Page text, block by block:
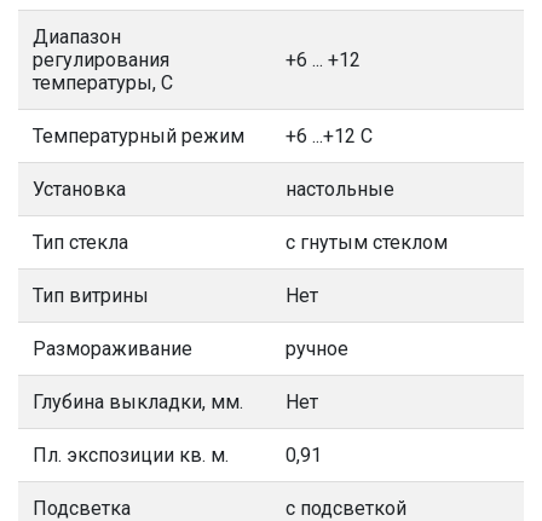
Диапазон
регулирования
температуры, С
+6 ... +12
Температурный режим +6 ...+12 С
Установка настольные
Тип стекла с гнутым стеклом
Тип витрины Нет
Размораживание ручное
Глубина выкладки, мм. Нет
Пл. экспозиции кв. м. 0,91
Подсветка с подсветкой